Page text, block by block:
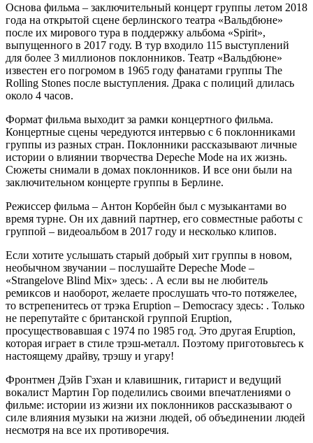
Основа фильма – заключительный концерт группы летом 2018
года на открытой сцене берлинского театра «Вальдбюне»
после их мирового тура в поддержку альбома «Spirit»,
выпущенного в 2017 году. В тур входило 115 выступлений
для более 3 миллионов поклонников. Театр «Вальдбюне»
известен его погромом в 1965 году фанатами группы The
Rolling Stones после выступления. Драка с полиций длилась
около 4 часов.
Формат фильма выходит за рамки концертного фильма.
Концертные сцены чередуются интервью с 6 поклонниками
группы из разных стран. Поклонники рассказывают личные
истории о влиянии творчества Depeche Mode на их жизнь.
Сюжеты снимали в домах поклонников. И все они были на
заключительном концерте группы в Берлине.
Режиссер фильма – Антон Корбейн был с музыкантами во
время турне. Он их давний партнер, его совместные работы с
группой – видеоальбом в 2017 году и несколько клипов.
Если хотите услышать старый добрый хит группы в новом,
необычном звучании – послушайте Depeche Mode –
«Strangelove Blind Mix» здесь: . А если вы не любитель
ремиксов и наоборот, желаете прослушать что-то потяжелее,
то встрепенитесь от трэка Eruption – Democracy здесь: . Только
не перепутайте с британской группой Eruption,
просуществовавшая с 1974 по 1985 год. Это другая Eruption,
которая играет в стиле трэш-металл. Поэтому приготовьтесь к
настоящему драйву, трэшу и угару!
Фронтмен Дэйв Гэхан и клавишник, гитарист и ведущий
вокалист Мартин Гор поделились своими впечатлениями о
фильме: истории из жизни их поклонников рассказывают о
силе влияния музыки на жизни людей, об объединении людей
несмотря на все их противоречия.